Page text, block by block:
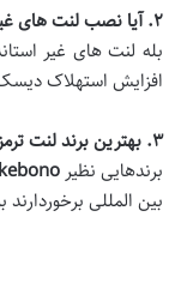
۲.آیا نصب لنت های
بله لنت های غیر
افزایش استهلاک
۳. بهترین برند لنت
برندهایی نظیر
بین المللی